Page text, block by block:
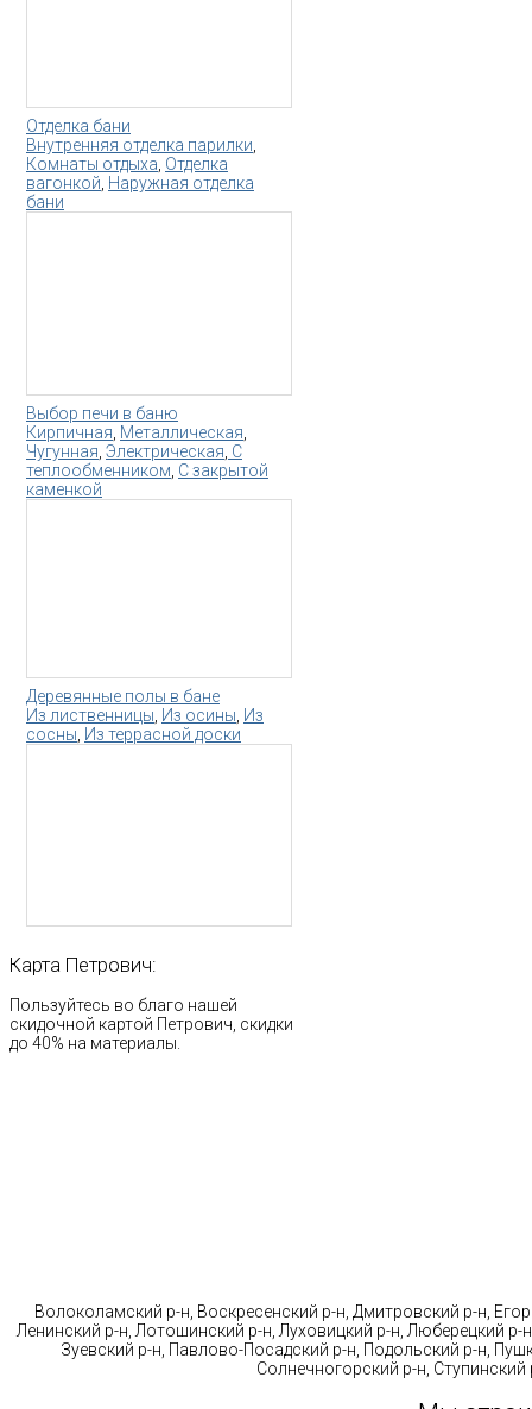
Отделка бани
Внутренняя отделка парилки,
Комнаты отдыха, Отделка
вагонкой, Наружная отделка
бани
Выбор печи в баню
Кирпичная, Металлическая,
Чугунная, Электрическая, С
теплообменником, С закрытой
каменкой
Деревянные полы в бане
Из лиственницы, Из осины, Из
сосны, Из террасной доски
Карта Петрович:
Пользуйтесь во благо нашей
скидочной картой Петрович, скидки
до 40% на материалы.
Волоколамский р-н, Воскресенский р-н, Дмитровский р-н,
Ленинский р-н, Лотошинский р-н, Луховицкий р-н, Люберецкий
Зуевский р-н, Павлово-Посадский р-н, Подольский р-н,
Солнечногорский р-н,